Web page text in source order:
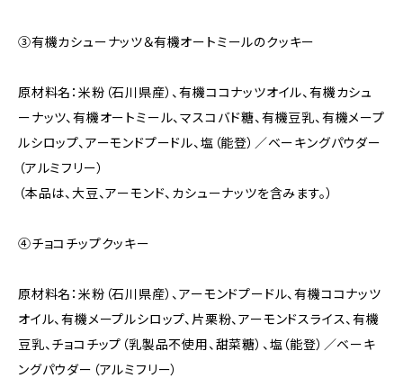
③有機カシューナッツ＆有機オートミールのクッキー
原材料名：米粉（石川県産）、有機ココナッツオイル、有機カシュ
ーナッツ、有機オートミール、マスコバド糖、有機豆乳、有機メープ
ルシロップ、アーモンドプードル、塩（能登）／ベーキングパウダー
（アルミフリー）
（本品は、大豆、アーモンド、カシューナッツを含みます。）
④チョコチップクッキー
原材料名：米粉（石川県産）、アーモンドプードル、有機ココナッツ
オイル、有機メープルシロップ、片栗粉、アーモンドスライス、有機
豆乳、チョコチップ（乳製品不使用、甜菜糖）、塩（能登）／ベーキ
ングパウダー（アルミフリー）